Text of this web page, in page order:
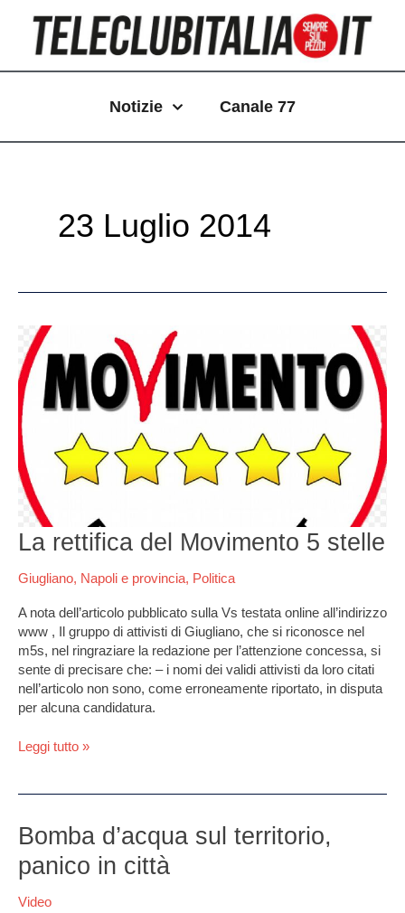
contenuto
Notizie Canale 77
23 Luglio 2014
La rettifica del Movimento 5 stelle
Giugliano, Napoli e provincia, Politica
A nota dell’articolo pubblicato sulla Vs testata online all’indirizzo
www , Il gruppo di attivisti di Giugliano, che si riconosce nel
m5s, nel ringraziare la redazione per l’attenzione concessa, si
sente di precisare che: – i nomi dei validi attivisti da loro citati
nell’articolo non sono, come erroneamente riportato, in disputa
per alcuna candidatura.
La
rettifica
del
Movimento
5
stelle
Leggi tutto »
Bomba d’acqua sul territorio,
panico in città
Video
Bomba
d’acqua
sul
panico
articoli